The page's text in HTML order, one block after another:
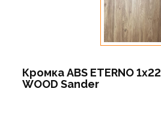
Кромка ABS ETERNO 1x22
WOOD Sander